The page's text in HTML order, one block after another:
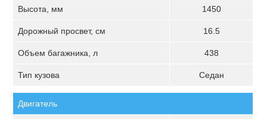
Высота, мм 1450
Дорожный просвет, см 16.5
Объем багажника, л 438
Тип кузова Седан
Двигатель